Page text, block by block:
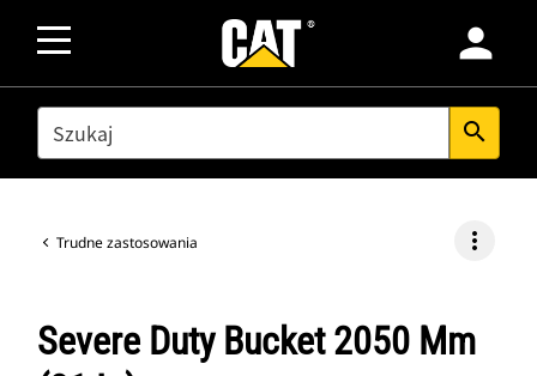
person
SEARCH search
Trudne zastosowania more_vert
Severe Duty Bucket 2050 Mm